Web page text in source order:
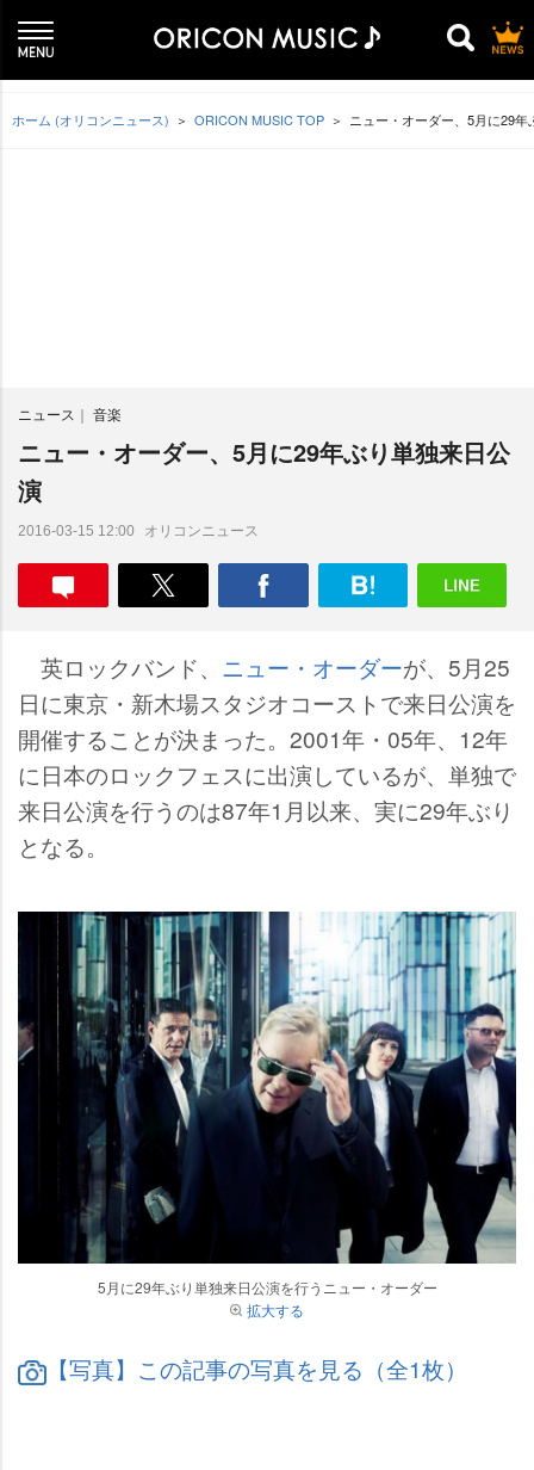
ホーム (オリコンニュース) ORICON MUSIC TOP ニュー・オーダー、5月に29
ニュース 音楽
ニュー・オーダー、5月に29年ぶり単独来日公
演
2016-03-15 12:00 オリコンニュース
英ロックバンド、 ニュー・オーダーが、5月25
日に東京・新木場スタジオコーストで来日公演を
開催することが決まった。2001年・05年、12年
に日本のロックフェスに出演しているが、単独で
来日公演を行うのは87年1月以来、実に29年ぶり
となる。
5月に29年ぶり単独来日公演を行うニュー・オーダー
拡大する
【写真】この記事の写真を見る（全1枚）